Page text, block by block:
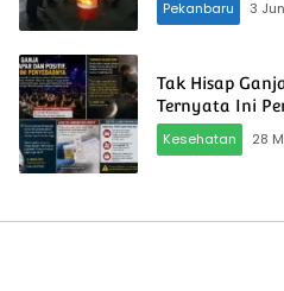
Pekanbaru
3
Tak Hisap
Ternyata Ini
Kesehatan
28